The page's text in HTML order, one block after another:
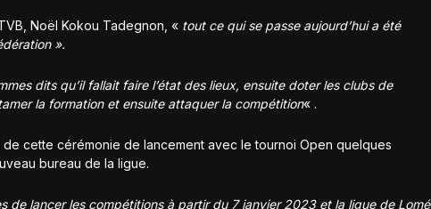
Noël Kokou Tadegnon, « tout ce qui se passe aujourd’hui a été
».
dits qu’il fallait faire l’état des lieux, ensuite doter les clubs de
la formation et ensuite attaquer la compétition« .
de cette cérémonie de lancement avec le tournoi Open quelques
bureau de la ligue.
de lancer les compétitions à partir du 7 janvier 2023 et la ligue de Lomé